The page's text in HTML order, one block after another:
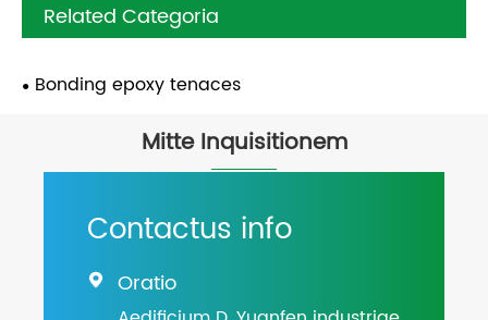
Related Categoria
Bonding epoxy tenaces
Mitte Inquisitionem
Contactus info
 Oratio